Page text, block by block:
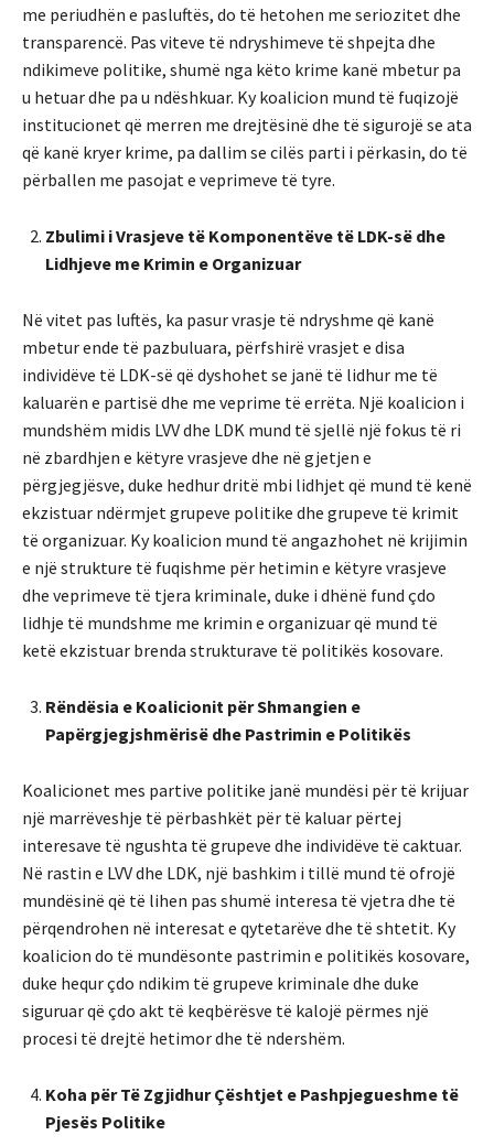
me periudhën e pasluftës, do të hetohen me seriozitet dhe
transparencë. Pas viteve të ndryshimeve të shpejta dhe
ndikimeve politike, shumë nga këto krime kanë mbetur pa
u hetuar dhe pa u ndëshkuar. Ky koalicion mund të fuqizojë
institucionet që merren me drejtësinë dhe të sigurojë se ata
që kanë kryer krime, pa dallim se cilës parti i përkasin, do të
përballen me pasojat e veprimeve të tyre.
Zbulimi i Vrasjeve të Komponentëve të LDK-së dhe
Lidhjeve me Krimin e Organizuar
Në vitet pas luftës, ka pasur vrasje të ndryshme që kanë
mbetur ende të pazbuluara, përfshirë vrasjet e disa
individëve të LDK-së që dyshohet se janë të lidhur me të
kaluarën e partisë dhe me veprime të errëta. Një koalicion i
mundshëm midis LVV dhe LDK mund të sjellë një fokus të ri
në zbardhjen e këtyre vrasjeve dhe në gjetjen e
përgjegjësve, duke hedhur dritë mbi lidhjet që mund të kenë
ekzistuar ndërmjet grupeve politike dhe grupeve të krimit
të organizuar. Ky koalicion mund të angazhohet në krijimin
e një strukture të fuqishme për hetimin e këtyre vrasjeve
dhe veprimeve të tjera kriminale, duke i dhënë fund çdo
lidhje të mundshme me krimin e organizuar që mund të
ketë ekzistuar brenda strukturave të politikës kosovare.
Rëndësia e Koalicionit për Shmangien e
Papërgjegjshmërisë dhe Pastrimin e Politikës
Koalicionet mes partive politike janë mundësi për të krijuar
një marrëveshje të përbashkët për të kaluar përtej
interesave të ngushta të grupeve dhe individëve të caktuar.
Në rastin e LVV dhe LDK, një bashkim i tillë mund të ofrojë
mundësinë që të lihen pas shumë interesa të vjetra dhe të
përqendrohen në interesat e qytetarëve dhe të shtetit. Ky
koalicion do të mundësonte pastrimin e politikës kosovare,
duke hequr çdo ndikim të grupeve kriminale dhe duke
siguruar që çdo akt të keqbërësve të kalojë përmes një
procesi të drejtë hetimor dhe të ndershëm.
Koha për Të Zgjidhur Çështjet e Pashpjegueshme të
Pjesës Politike